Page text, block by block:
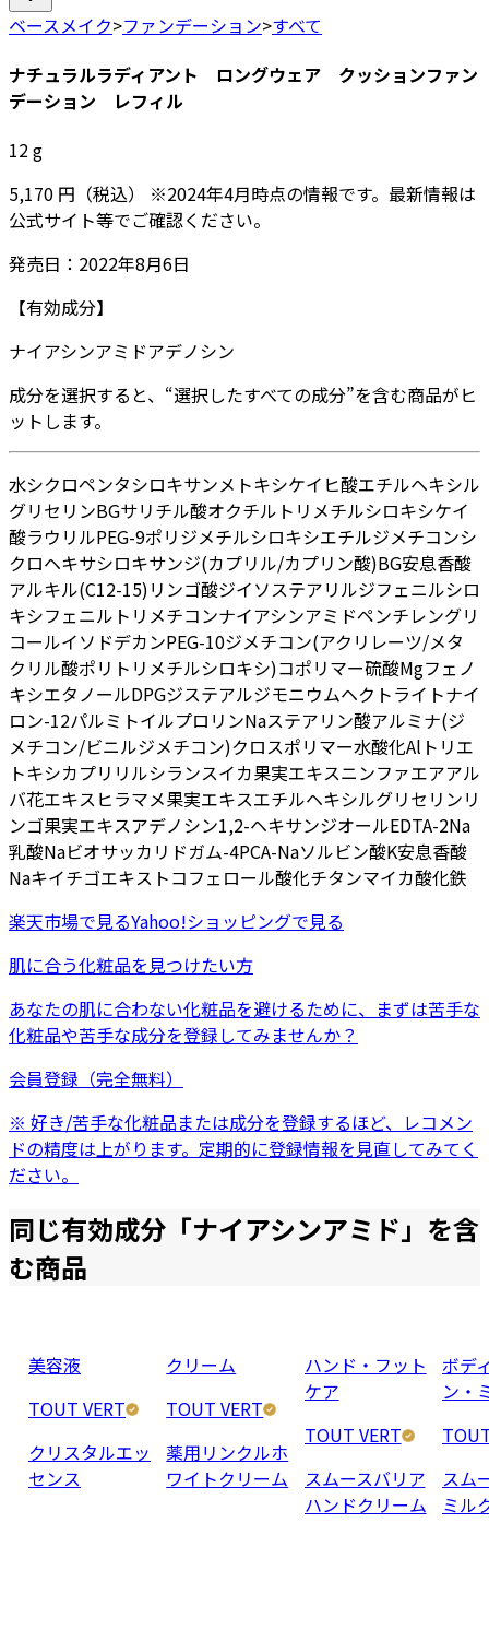
ベースメイク>ファンデーション>すべて
ナチュラルラディアント ロングウェア クッションファン
デーション レフィル
12g
5,170 円 （税込） ※2024年4月時点の情報です。最新情報は
公式サイト等でご確認ください。
発売日： 2022年8月6日
【有効成分】
ナイアシンアミドアデノシン
成分を選択すると、“選択したすべての成分”を含む商品がヒ
ットします。
水シクロペンタシロキサンメトキシケイヒ酸エチルヘキシル
グリセリンBGサリチル酸オクチル トリメチルシロキシケイ
酸ラウリルPEG-9ポリジメチルシロキシエチルジメチコンシ
クロヘキサシロキサンジ(カプリル/カプリン酸)BG安息香酸
アルキル(C12-15)リンゴ酸ジイソステアリルジフェニルシロ
キシフェニルトリメチコンナイアシンアミドペンチレングリ
コールイソドデカンPEG-10ジメチコン(アクリレーツ/メタ
クリル酸ポリトリメチルシロキシ)コポリマー硫酸Mgフェノ
キシエタノールDPGジステアルジモニウムヘクトライトナイ
ロン-12パルミトイルプロリンNaステアリン酸アルミナ(ジ
メチコン/ビニルジメチコン)クロスポリマー水酸化Al トリエ
トキシカプリリルシランスイカ果実エキスニンファエアアル
バ花エキスヒラマメ果実エキスエチルヘキシルグリセリンリ
ンゴ果実エキスアデノシン1,2-ヘキサンジオールEDTA-2Na
乳酸Naビオサッカリドガム-4PCA-Naソルビン酸K安息香酸
Naキイチゴエキス トコフェロール酸化チタンマイカ酸化鉄
楽天市場で見るYahoo!ショッピングで見る
肌に合う化粧品を見つけたい方
あなたの肌に合わない化粧品を避けるために、まずは苦手な
化粧品や苦手な成分を登録してみませんか？
会員登録（完全無料）
※ 好き/苦手な化粧品または成分を登録するほど、レコメン
ドの精度は上がります。定期的に登録情報を見直してみてく
ださい。
同じ有効成分「ナイアシンアミド」を含
む商品
美容液
TOUT VERT
クリスタルエッ
センス
クリーム
TOUT VERT
薬用リンクルホ
ワイトクリーム
ハンド・フット
ケア
TOUT VERT
スムースバリア
ハンドクリーム
ボデ
ン・
スム
ミル